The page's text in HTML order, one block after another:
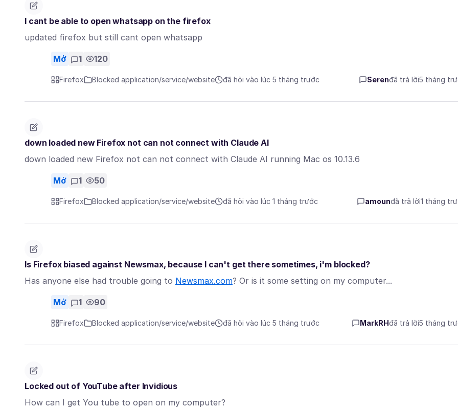
I cant be able to open whatsapp on the firefox
updated firefox but still cant open whatsapp
Mở 1 120
Firefox Blocked application/service/website đã hỏi vào lúc 5 tháng trước Serenđã trả lời5 tháng
down loaded new Firefox not can not connect with Claude AI
down loaded new Firefox not can not connect with Claude AI running Mac os 10.13.6
Mở 1 50
Firefox Blocked application/service/website đã hỏi vào lúc 1 tháng trước amounđã trả lời1 tháng
Is Firefox biased against Newsmax, because I can't get there sometimes, i'm blocked?
Has anyone else had trouble going to Newsmax.com? Or is it some setting on my computer...
Mở 1 90
Firefox Blocked application/service/website đã hỏi vào lúc 5 tháng trước MarkRHđã trả lời5 tháng
Locked out of YouTube after Invidious
How can I get You tube to open on my computer?